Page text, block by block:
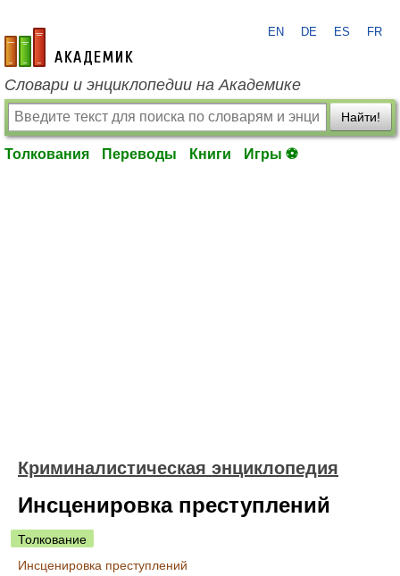
academic.ru
EN DE ES FR
Словари и энциклопедии на Академике
Найти!
Толкования Переводы Книги Игры ⚽
Криминалистическая энциклопедия
Инсценировка преступлений
Толкование
Инсценировка преступлений